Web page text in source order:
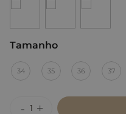
Tamanho
38
34 35 36 37